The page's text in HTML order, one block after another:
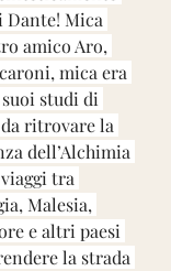
Dante! Mica
amico Aro,
mica era
studi di
ritrovare la
dell’Alchimia
tra
Malesia,
e altri paesi
la strada